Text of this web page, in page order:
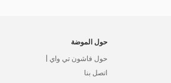
حول الموضة
حول فاشون تي واي |
اتصل بنا